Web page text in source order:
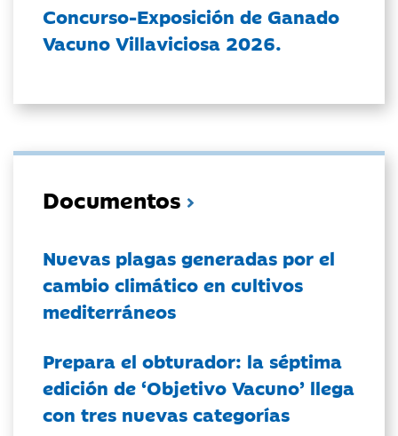
Concurso-Exposición de Ganado
Vacuno Villaviciosa 2026.
Documentos
Nuevas plagas generadas por el
cambio climático en cultivos
mediterráneos
Prepara el obturador: la séptima
edición de ‘Objetivo Vacuno’ llega
con tres nuevas categorías